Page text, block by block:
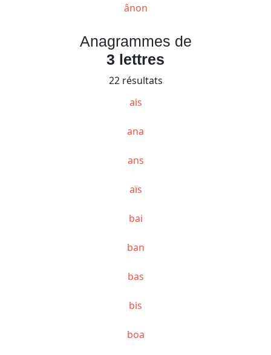
ânon
Anagrammes de
3 lettres
22 résultats
ais
ana
ans
aïs
bai
ban
bas
bis
boa